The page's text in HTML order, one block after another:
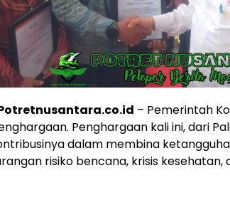
– Pemerintah
Penghargaan kali ini, dari
dalam membina
risiko bencana, krisis